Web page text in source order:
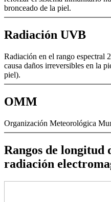
bronceado de la piel.
Radiación UVB
Radiación en el rango espectral
causa daños irreversibles en la
piel).
OMM
Organización Meteorológica
Rangos de longitud
radiación